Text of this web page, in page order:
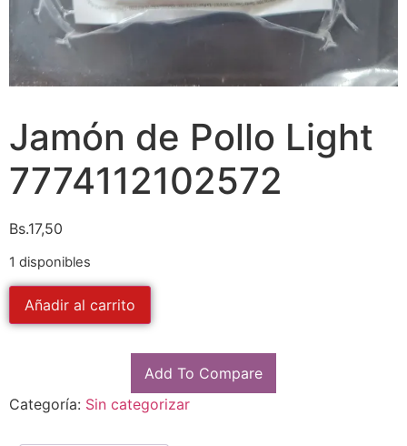
Jamón de Pollo Light
7774112102572
Bs.17,50
1 disponibles
Añadir al carrito
Add To Compare
Categoría: Sin categorizar